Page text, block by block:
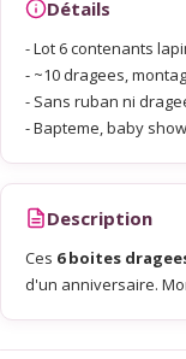
Détails
- Lot 6 contenants
- ~10 dragees,
- Sans ruban ni
- Bapteme, baby
Description
Ces 6 boites
d'un anniversaire.